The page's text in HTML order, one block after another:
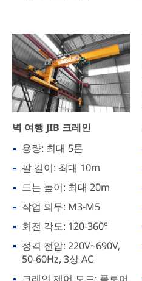
벽 여행 JIB 크레인
용량: 최대 5톤
팔 길이: 최대 10m
드는 높이: 최대 20m
작업 의무: M3-M5
회전 각도: 120-360°
정격 전압: 220V~690V,
50-60Hz, 3상 AC